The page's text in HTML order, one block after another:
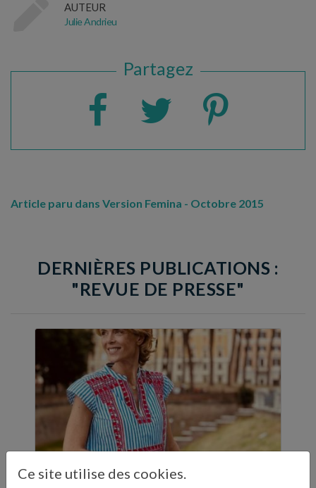
AUTEUR
Julie Andrieu
Partagez
Article paru dans Version Femina - Octobre 2015
DERNIÈRES PUBLICATIONS :
"REVUE DE PRESSE"
Ce site utilise des cookies.